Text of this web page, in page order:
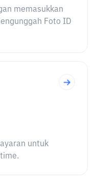
memasukkan
Foto ID
untuk